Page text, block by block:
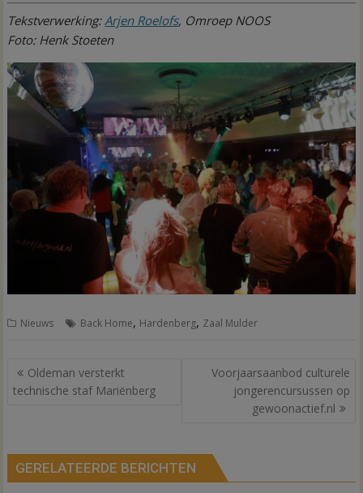
Tekstverwerking: Arjen Roelofs, Omroep NOOS
Foto: Henk Stoeten
Nieuws Back Home, Hardenberg, Zaal Mulder
Bericht
navigatie
Oldeman versterkt
technische staf Mariënberg
Voorjaarsaanbod culturele
jongerencursussen op
gewoonactief.nl
GERELATEERDE BERICHTEN